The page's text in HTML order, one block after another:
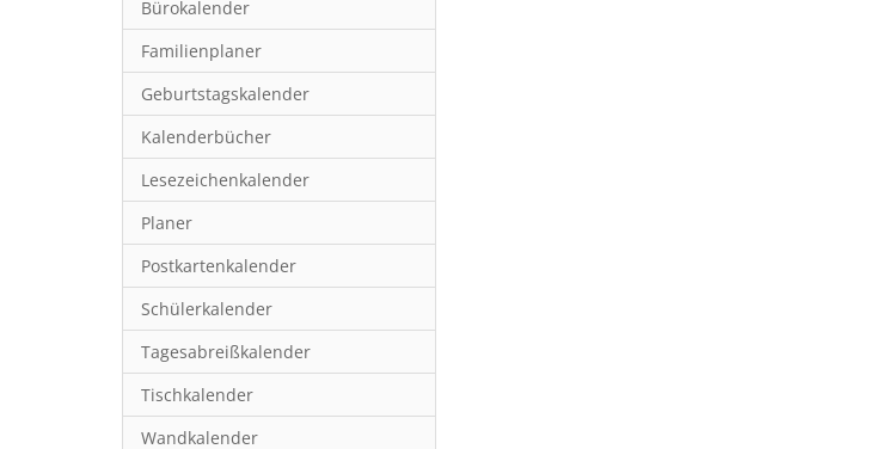
Bürokalender
Familienplaner
Geburtstagskalender
Kalenderbücher
Lesezeichenkalender
Planer
Postkartenkalender
Schülerkalender
Tagesabreißkalender
Tischkalender
Wandkalender